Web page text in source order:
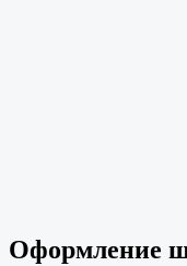
Оформление